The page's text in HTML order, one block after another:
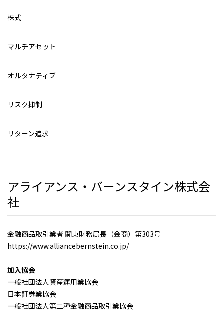
株式
マルチアセット
オルタナティブ
リスク抑制
リターン追求
アライアンス・バーンスタイン株式会
社
金融商品取引業者 関東財務局長（金商）第303号
https://www.alliancebernstein.co.jp/
加入協会
一般社団法人資産運用業協会
日本証券業協会
一般社団法人第二種金融商品取引業協会